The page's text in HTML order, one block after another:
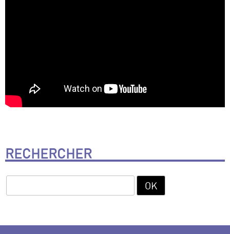
RECHERCHER